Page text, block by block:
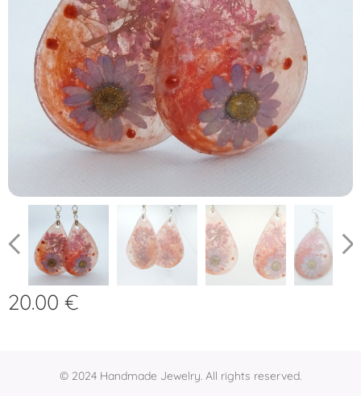
20.00 €
© 2024 Handmade Jewelry. All rights reserved.